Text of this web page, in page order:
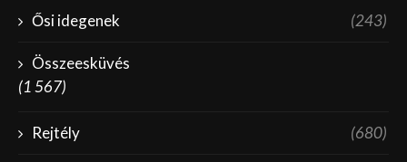
Ősi idegenek (243)
Összeesküvés
(1 567)
Rejtély (680)